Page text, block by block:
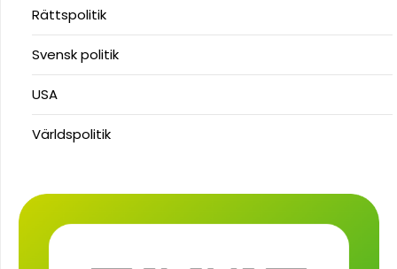
Rättspolitik
Svensk politik
USA
Världspolitik